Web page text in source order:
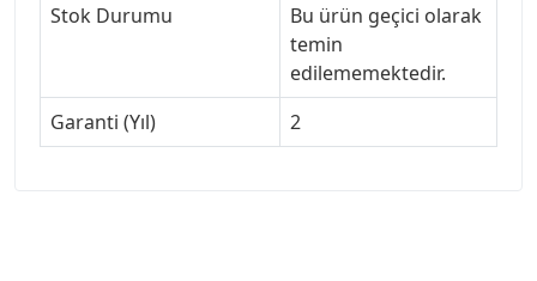
Stok Durumu
Bu ürün geçici olarak
temin
edilememektedir.
Garanti (Yıl)
2